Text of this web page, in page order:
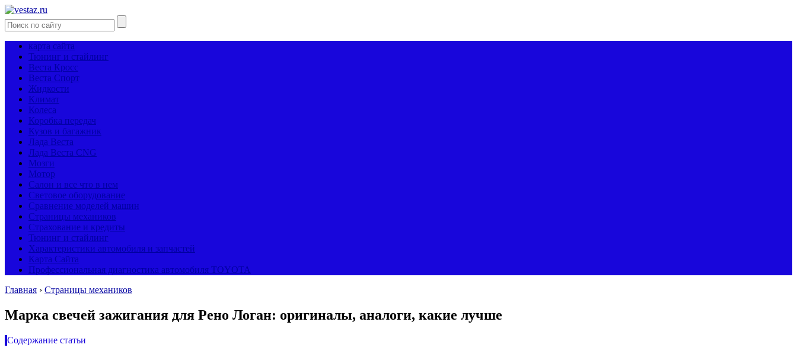
карта сайта
Тюнинг и стайлинг
Веста Кросс
Веста Спорт
Жидкости
Климат
Колеса
Коробка передач
Кузов и багажник
Лада Веста
Лада Веста CNG
Мозги
Мотор
Салон и все что в нем
Световое оборудование
Сравнение моделей машин
Страницы механиков
Страхование и кредиты
Тюнинг и стайлинг
Характеристики автомобиля и запчастей
Карта Сайта
Профессиональная диагностика автомобиля TOYOTA
Главная › Страницы механиков
Марка свечей зажигания для Рено Логан: оригиналы, аналоги, какие лучше
Содержание статьи